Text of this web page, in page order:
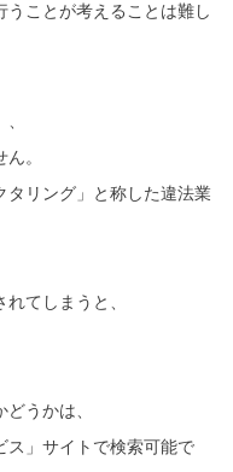
ことが考えることは難し
。
タリング」と称した違法業
てしまうと、
うかは、
ス」サイトで検索可能で